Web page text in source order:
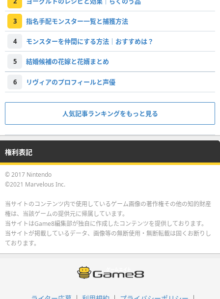
3 指名手配モンスター一覧と捕獲方法
4 モンスターを仲間にする方法｜おすすめは？
5 結婚候補の花嫁と花婿まとめ
6 リヴィアのプロフィールと声優
人気記事ランキングをもっと見る
権利表記
© 2017 Nintendo
©2021 Marvelous Inc.
当サイトのコンテンツ内で使用しているゲーム画像の著作権その他の知的財産
権は、当該ゲームの提供元に帰属しています。
当サイトはGame8編集部が独自に作成したコンテンツを提供しております。
当サイトが掲載しているデータ、画像等の無断使用・無断転載は固くお断りし
ております。